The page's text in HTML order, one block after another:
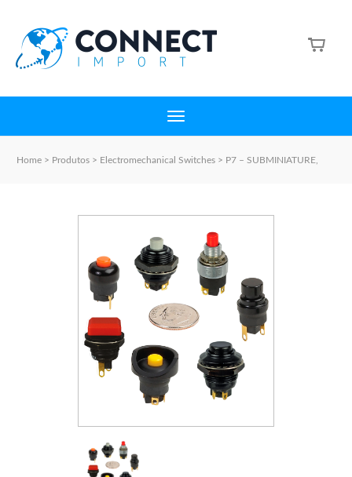
Home > Produtos > Electromechanical Switches > P7 – SUBMINIATURE,